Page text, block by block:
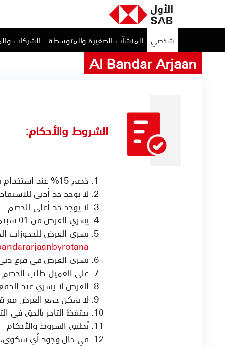
شخصي المنشآت الصغيرة والمتوسطة الشركات
Al Bandar Arjaan
الشروط والأحكام:
خصم 15% عند استخدام بطاقات الأول الائتمانية ومدى المصرفية
لا يوجد حد أدنى
لا يوجد حد أعلى للخصم
يسري العرض من 01 سبتمبر 2025 إلى 01 سبتمبر 2026
يسري العرض للحجوزات
يسري العرض في فرع
على العميل طلب الخصم
العرض لا يسري عند
لا يمكن جمع العرض مع
يحتفظ التاجر بالحق في
تُطبق الشروط والأحكام
في حال وجود أي شكوى، يرجى